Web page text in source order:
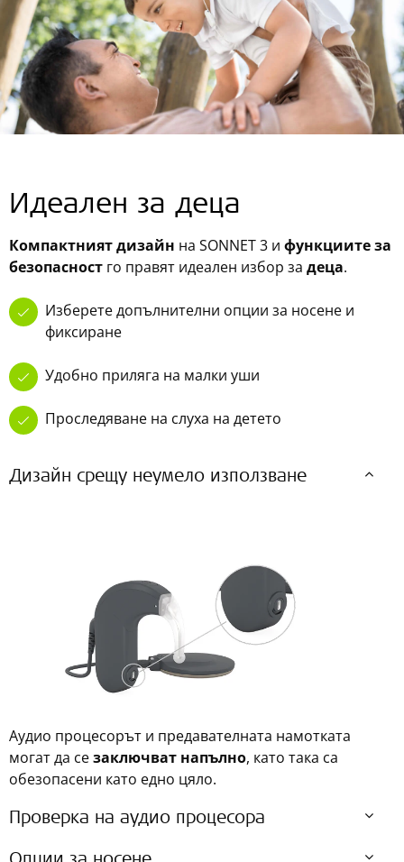
Идеален за деца
Компактният дизайн на SONNET 3 и функциите за
безопасност го правят идеален избор за деца.
Изберете допълнителни опции за носене и
фиксиране
Удобно приляга на малки уши
Проследяване на слуха на детето
Дизайн срещу неумело използване
Аудио процесорът и предавателната намотката
могат да сезаключват напълно, като така са
обезопасени като едно цяло.
Проверка на аудио процесора